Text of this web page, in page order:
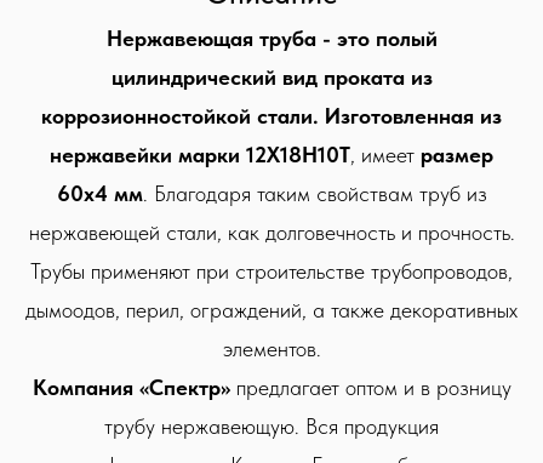
Нержавеющая труба - это полый
цилиндрический вид проката из
коррозионностойкой стали. Изготовленная из
нержавейки марки 12Х18Н10Т, имеет размер
60х4 мм. Благодаря таким свойствам труб из
нержавеющей стали, как долговечность и прочность.
Трубы применяют при строительстве трубопроводов,
дымоодов, перил, ограждений, а также декоративных
элементов.
Компания «Спектр» предлагает оптом и в розницу
трубу нержавеющую. Вся продукция